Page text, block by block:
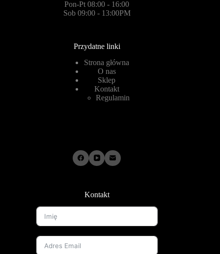
Pon-Pt 08:00 - 16:00
Sob 09:00 - 13:00PM
Przydatne linki
Strona główna
O nas
Sklep
Kontakt
Regulamin
Kontakt